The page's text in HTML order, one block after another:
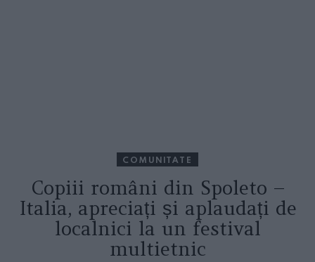
COMUNITATE
Copiii români din Spoleto –
Italia, apreciați și aplaudați de
localnici la un festival
multietnic